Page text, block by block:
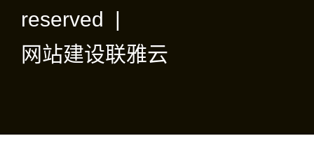
reserved |
网站建设联雅云